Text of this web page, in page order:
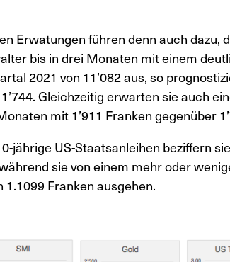
Erwatungen führen denn auch dazu,
bis in drei Monaten mit einem
2021 von 11’082 aus, so
Gleichzeitig erwarten sie auch
mit 1’911 Franken gegenüber
jährige US-Staatsanleihen beziffern
sie von einem mehr oder
1.1099 Franken ausgehen.